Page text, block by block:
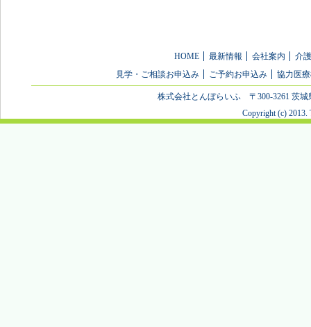
HOME 最新情報 会社案内
介
見学・ご相談お申込み
ご予約お申込み 協力医
株式会社とんぼらいふ 〒300-3261 茨城
Copyright (c) 2013.